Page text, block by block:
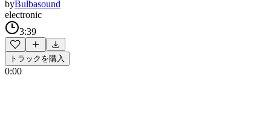
byBulbasound
electronic
3:39
トラックを購入
0:00